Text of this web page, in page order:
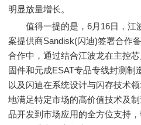
明显放量增长。
值得一提的是，6月16日，江
案提供商Sandisk(闪迪)签署合作
合作中，通过结合江波龙在主控
固件和元成ESAT专品专线封测制
以及闪迪在系统设计与闪存技术
地满足特定市场的高价值技术及
品开发到市场应用的全方位支持